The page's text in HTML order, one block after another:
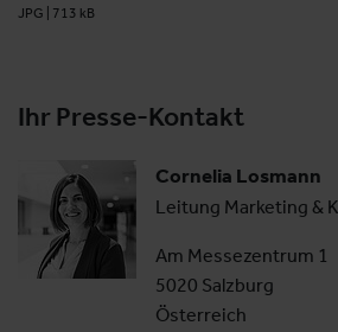
JPG 713 kB
Ihr Presse-Kontakt
Cornelia Losmann
Leitung Marketing &
Am Messezentrum 1
5020 Salzburg
Österreich